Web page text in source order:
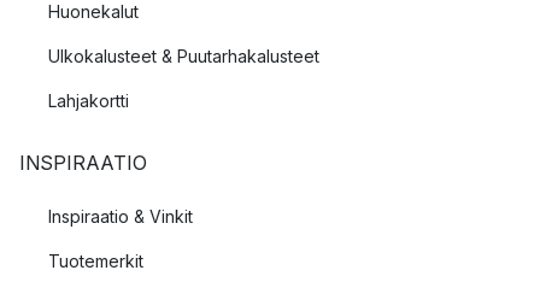
Huonekalut
Ulkokalusteet & Puutarhakalusteet
Lahjakortti
INSPIRAATIO
Inspiraatio & Vinkit
Tuotemerkit